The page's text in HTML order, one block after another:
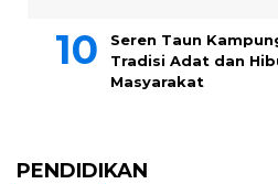
Seren Taun
Tradisi Adat dan
Masyarakat
PENDIDIKAN